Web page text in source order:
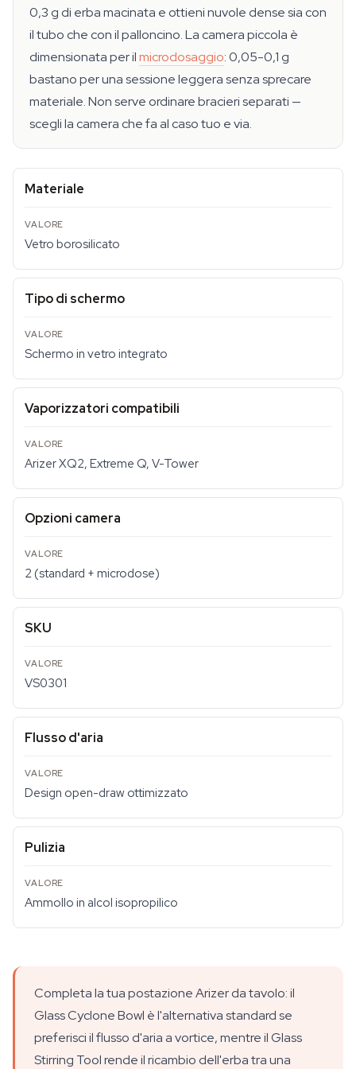
0,3 g di erba macinata e ottieni nuvole dense sia con
il tubo che con il palloncino. La camera piccola è
dimensionata per ilmicrodosaggio: 0,05-0,1 g
bastano per una sessione leggera senza sprecare
materiale. Non serve ordinare bracieri separati —
scegli la camera che fa al caso tuo e via.
Materiale
Vetro borosilicato
Tipo di schermo
Schermo in vetro integrato
Vaporizzatori compatibili
Arizer XQ2, Extreme Q, V-Tower
Opzioni camera
2 (standard + microdose)
SKU
VS0301
Flusso d'aria
Design open-draw ottimizzato
Pulizia
Ammollo in alcol isopropilico
Completa la tua postazione Arizer da tavolo: il
Glass Cyclone Bowl è l'alternativa standard se
preferisci il flusso d'aria a vortice, mentre il Glass
Stirring Tool rende il ricambio dell'erba tra una